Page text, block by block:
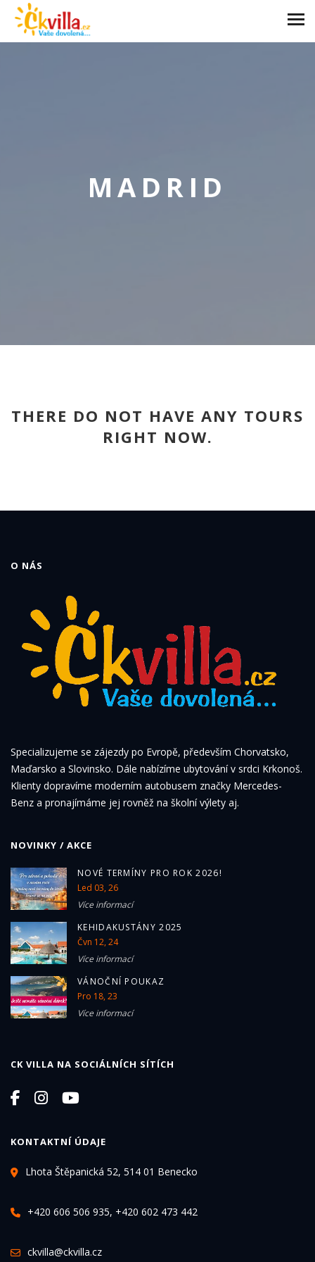
MADRID
THERE DO NOT HAVE ANY TOURS
RIGHT NOW.
O NÁS
Specializujeme se zájezdy po Evropě, především Chorvatsko,
Maďarsko a Slovinsko. Dále nabízíme ubytování v srdci Krkonoš.
Klienty dopravíme moderním autobusem značky Mercedes-
Benz a pronajímáme jej rovněž na školní výlety aj.
NOVINKY / AKCE
NOVÉ TERMÍNY PRO ROK 2026!
Led 03, 26
Více informací
KEHIDAKUSTÁNY 2025
Čvn 12, 24
Více informací
VÁNOČNÍ POUKAZ
Pro 18, 23
Více informací
CK VILLA NA SOCIÁLNÍCH SÍTÍCH
KONTAKTNÍ ÚDAJE
Lhota Štěpanická 52, 514 01 Benecko
+420 606 506 935, +420 602 473 442
ckvilla@ckvilla.cz